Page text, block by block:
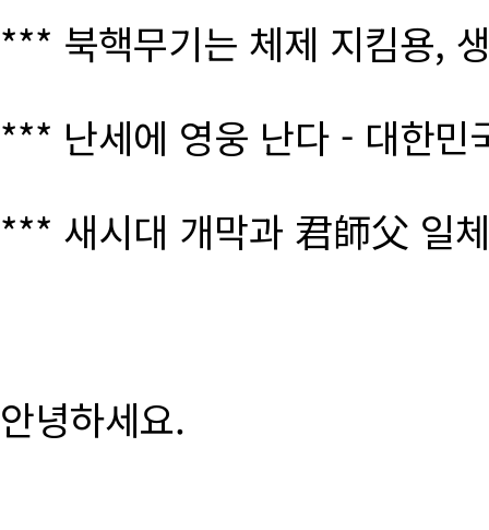
*** 북핵무기는 체제 지킴용,
*** 난세에 영웅 난다 - 대한
*** 새시대 개막과 君師父 일
안녕하세요.